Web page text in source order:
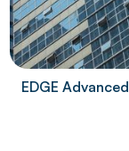
EDGE